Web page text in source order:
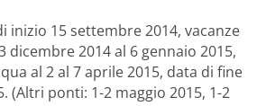
inizio 15 settembre 2014, vacanze
dicembre 2014 al 6 gennaio 2015,
al 2 al 7 aprile 2015, data di fine
(Altri ponti: 1-2 maggio 2015, 1-2